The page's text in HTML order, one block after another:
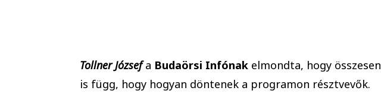
Tollner József a Budaörsi Infónak elmondta, hogy összesen
is függ, hogy hogyan döntenek a programon résztvevők.